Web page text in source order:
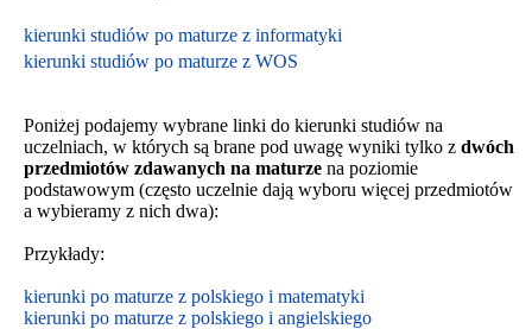
kierunki studiów po maturze z informatyki
kierunki studiów po maturze z WOS
Poniżej podajemy wybrane linki do kierunki studiów na
uczelniach, w których są brane pod uwagę wyniki tylko z dwóch
przedmiotów zdawanych na maturze na poziomie
podstawowym (często uczelnie dają wyboru więcej przedmiotów
a wybieramy z nich dwa):
Przykłady:
kierunki po maturze z polskiego i matematyki
kierunki po maturze z polskiego i angielskiego